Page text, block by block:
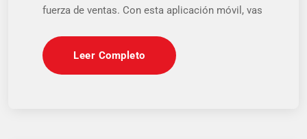
fuerza de ventas. Con esta aplicación móvil, vas
Leer Completo